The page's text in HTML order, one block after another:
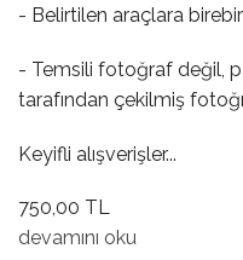
- Belirtilen araçlara
- Temsili fotoğraf değil,
tarafından çekilmiş
Keyifli alışverişler...
750,00 TL
Şanzıman Aks Keçesi (
devamını oku